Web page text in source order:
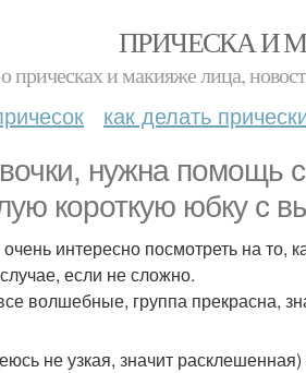
ПРИЧЕСКА И
прическах и макияже лица,
как делать
нужна помощь
короткую юбку с
интересно посмотреть на то,
если не сложно.
волшебные, группа прекрасна,
не узкая, значит